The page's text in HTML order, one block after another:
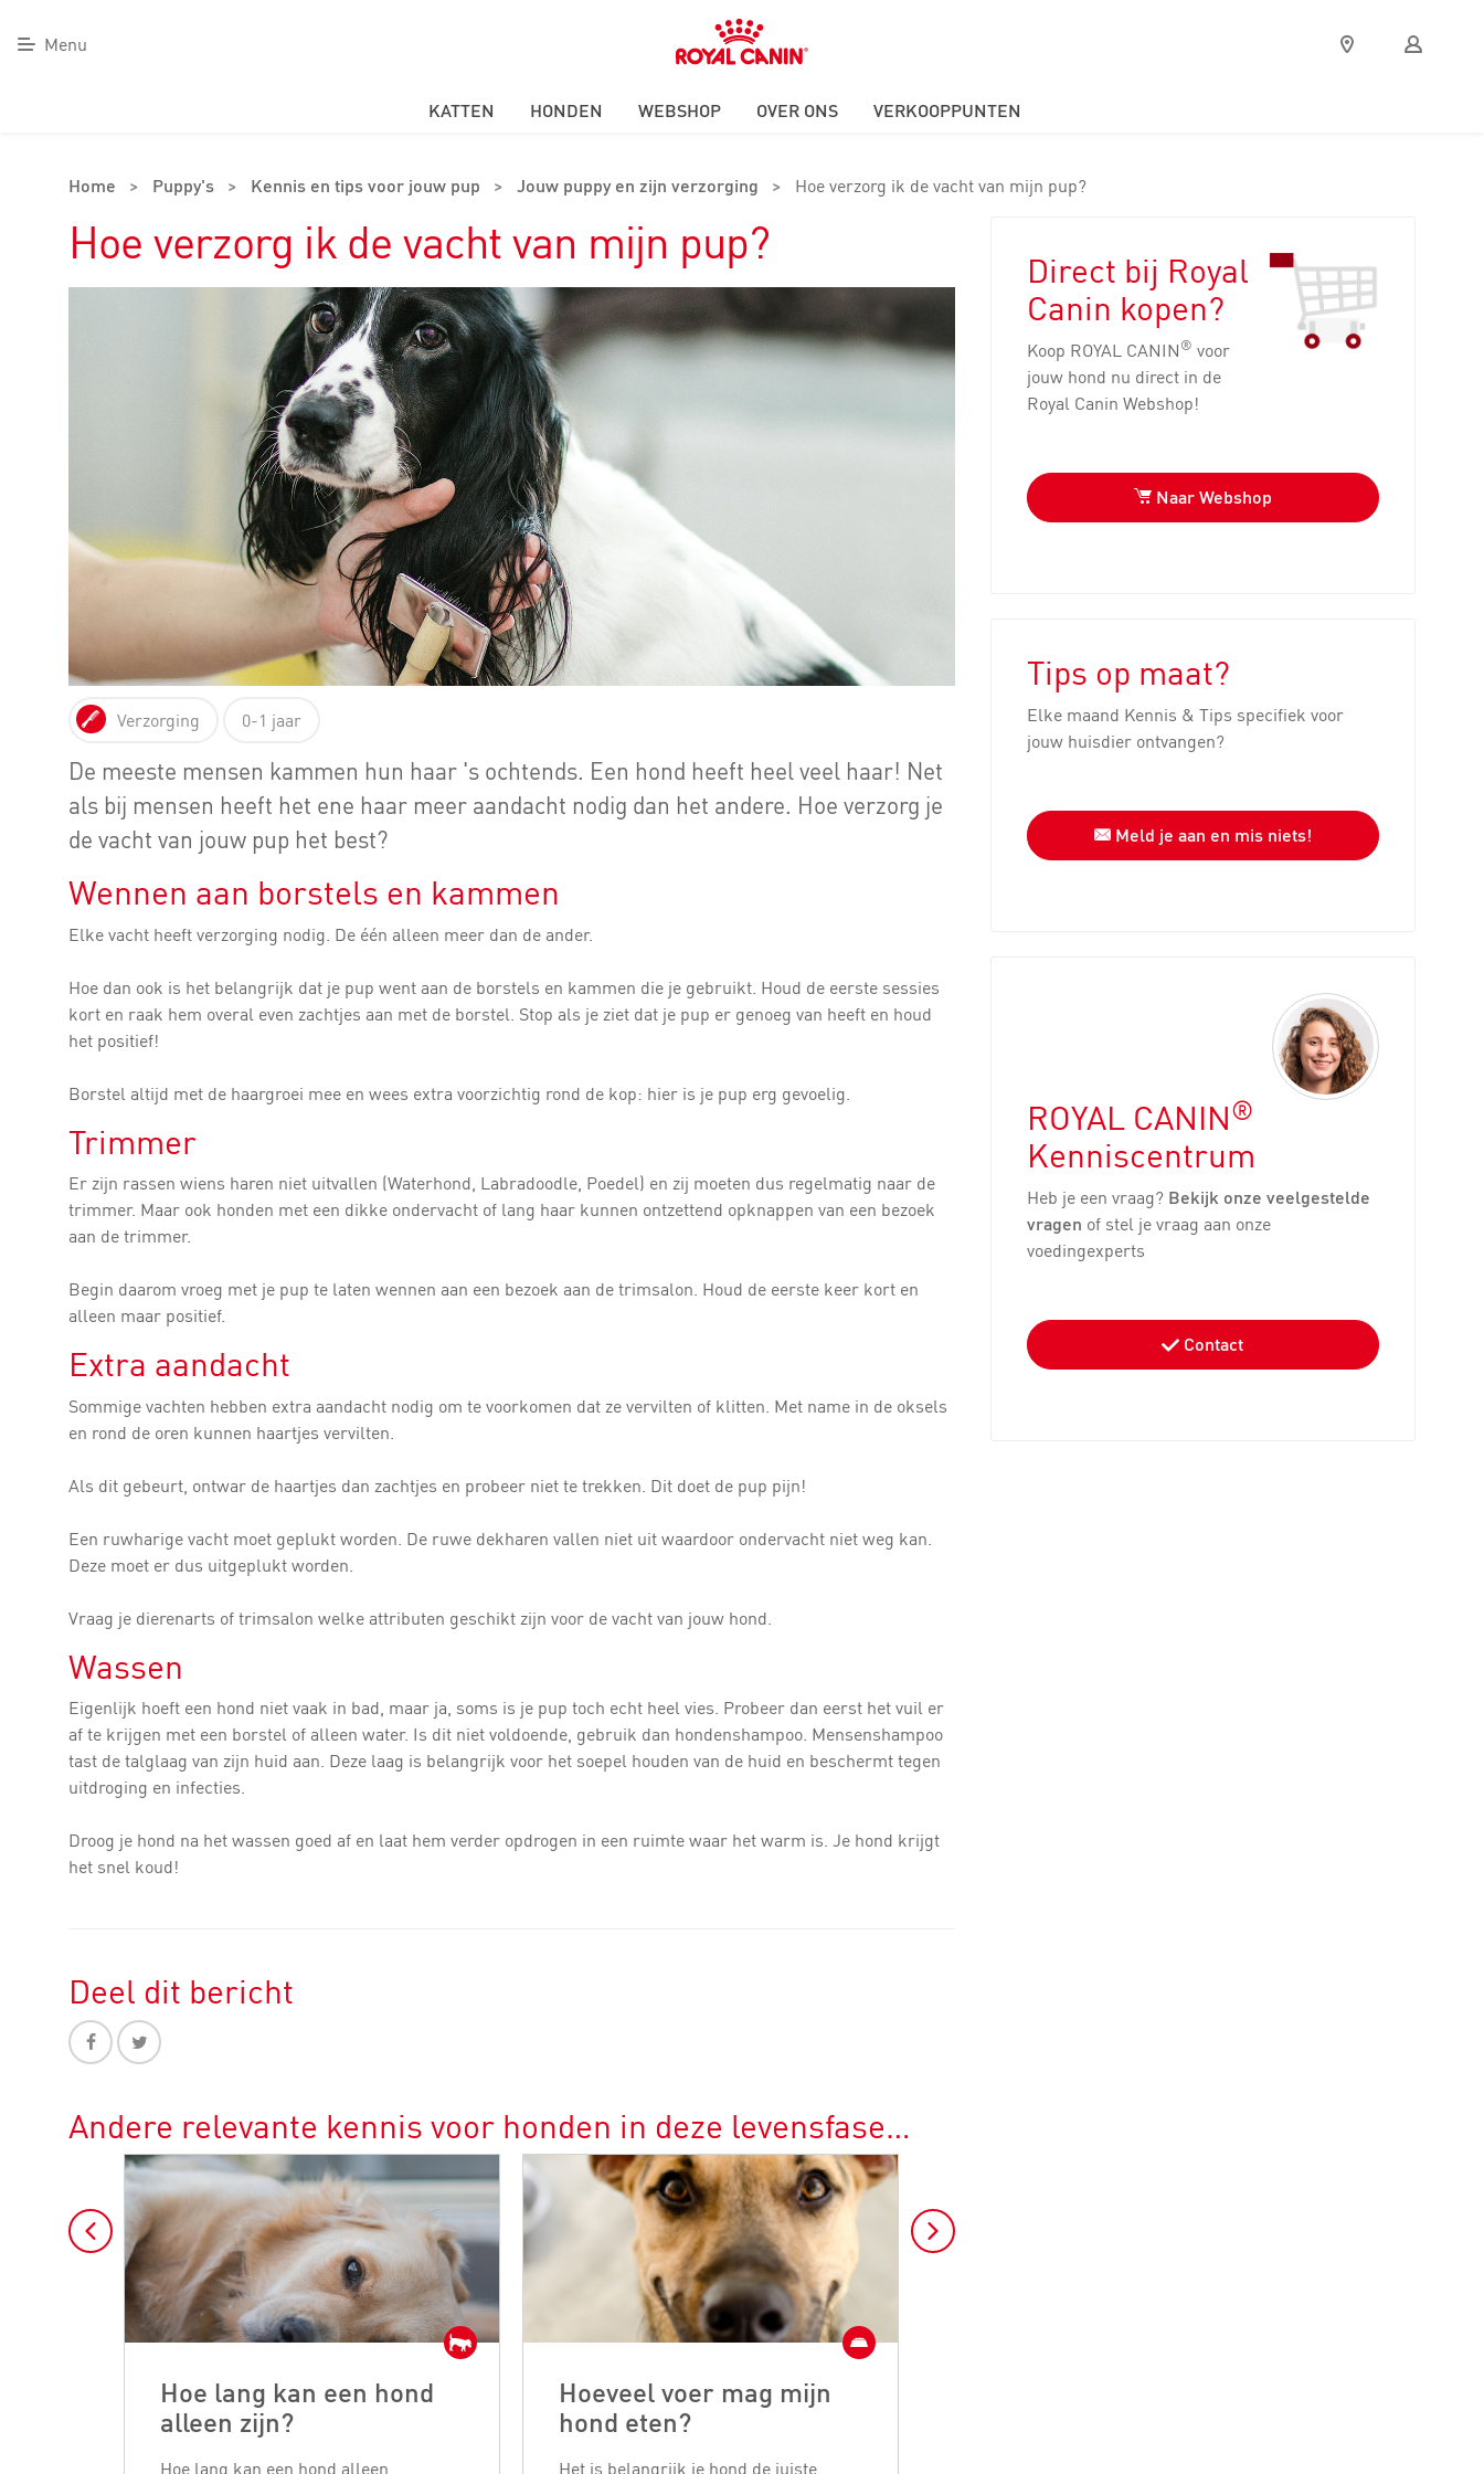
Menu
Royal
Canin
Verkooppunten
Mijn
Royal
KATTEN
HONDEN WEBSHOP OVER ONS VERKOOPPUNTEN
Home > Puppy's > Kennis en tips voor jouw pup > Jouw puppy en zijn verzorging > Hoe verzorg ik de vacht van mijn pup?
Hoe verzorg ik de vacht van mijn pup?
Verzorging 0-1 jaar
De meeste mensen kammen hun haar 's ochtends. Een hond heeft heel veel haar! Net
als bij mensen heeft het ene haar meer aandacht nodig dan het andere. Hoe verzorg je
de vacht van jouw pup het best?
Wennen aan borstels en kammen
Elke vacht heeft verzorging nodig. De één alleen meer dan de ander.
Hoe dan ook is het belangrijk dat je pup went aan de borstels en kammen die je gebruikt. Houd de eerste sessies
kort en raak hem overal even zachtjes aan met de borstel. Stop als je ziet dat je pup er genoeg van heeft en houd
het positief!
Borstel altijd met de haargroei mee en wees extra voorzichtig rond de kop: hier is je pup erg gevoelig.
Trimmer
Er zijn rassen wiens haren niet uitvallen (Waterhond, Labradoodle, Poedel) en zij moeten dus regelmatig naar de
trimmer. Maar ook honden met een dikke ondervacht of lang haar kunnen ontzettend opknappen van een bezoek
aan de trimmer.
Begin daarom vroeg met je pup te laten wennen aan een bezoek aan de trimsalon. Houd de eerste keer kort en
alleen maar positief.
Extra aandacht
Sommige vachten hebben extra aandacht nodig om te voorkomen dat ze vervilten of klitten. Met name in de oksels
en rond de oren kunnen haartjes vervilten.
Als dit gebeurt, ontwar de haartjes dan zachtjes en probeer niet te trekken. Dit doet de pup pijn!
Een ruwharige vacht moet geplukt worden. De ruwe dekharen vallen niet uit waardoor ondervacht niet weg kan.
Deze moet er dus uitgeplukt worden.
Vraag je dierenarts of trimsalon welke attributen geschikt zijn voor de vacht van jouw hond.
Wassen
Eigenlijk hoeft een hond niet vaak in bad, maar ja, soms is je pup toch echt heel vies. Probeer dan eerst het vuil er
af te krijgen met een borstel of alleen water. Is dit niet voldoende, gebruik dan hondenshampoo. Mensenshampoo
tast de talglaag van zijn huid aan. Deze laag is belangrijk voor het soepel houden van de huid en beschermt tegen
uitdroging en infecties.
Droog je hond na het wassen goed af en laat hem verder opdrogen in een ruimte waar het warm is. Je hond krijgt
het snel koud!
Deel dit bericht
Andere relevante kennis voor honden in deze levensfase…
Hoe lang kan een hond
alleen zijn?
Hoe lang kan een hond alleen
Hoeveel voer mag mijn
hond eten?
Het is belangrijk je hond de juiste
Direct bij Royal
Canin kopen?
Koop ROYAL CANIN® voor
jouw hond nu direct in de
Royal Canin Webshop!
Naar Webshop
Tips op maat?
Elke maand Kennis & Tips specifiek voor
jouw huisdier ontvangen?
Meld je aan en mis niets!
ROYAL CANIN®
Kenniscentrum
Heb je een vraag? Bekijk onze veelgestelde
vragen of stel je vraag aan onze
voedingexperts
Contact